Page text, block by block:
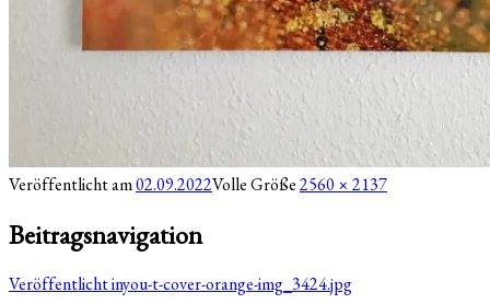
Veröffentlicht am02.09.2022Volle Größe2560 × 2137
Beitragsnavigation
Veröffentlicht inyou-t-cover-orange-img_3424.jpg